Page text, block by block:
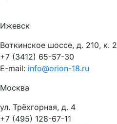
Ижевск
Воткинское шоссе, д. 210, к. 2
+7 (3412) 65-57-30
E-mail: info@orion-18.ru
Москва
ул. Трёхгорная, д. 4
+7 (495) 128-67-11